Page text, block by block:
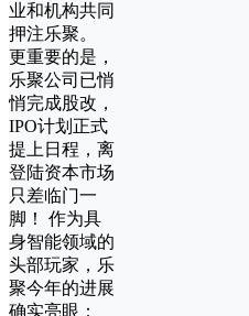
业和机构共同
押注乐聚。
更重要的是，
乐聚公司已悄
悄完成股改，
IPO计划正式
提上日程，离
登陆资本市场
只差临门一
脚！ 作为具
身智能领域的
头部玩家，乐
聚今年的进展
确实亮眼：